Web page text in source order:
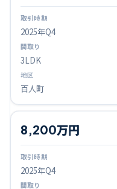
2025年Q4
3LDK
百人町
2025年Q4
8,200万円